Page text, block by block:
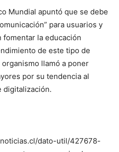
Mundial apuntó que se debe
para usuarios y
la educación
de este tipo de
llamó a poner
por su tendencia al
digitalización.
dato-util/427678-